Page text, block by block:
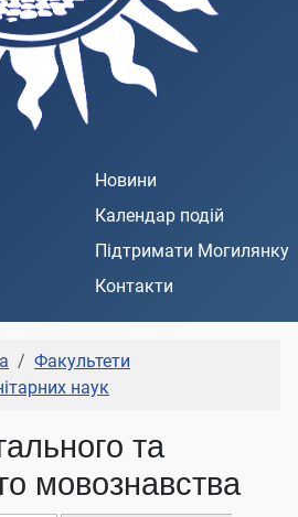
Новини
Календар подій
Підтримати Могилянку
Контакти
Факультети
наук
та
мовознавства